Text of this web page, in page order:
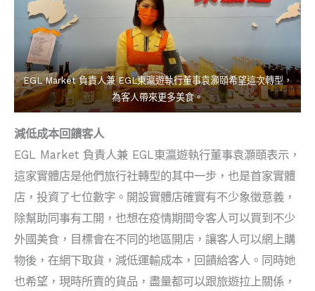
EGL Market 負責人兼 EGL東瀛遊執行董事袁灝頤希望這次轉型，
為客人帶來更多美食。
減低成本回饋客人
EGL Market 負責人兼 EGL東瀛遊執行董事袁灝頤表示，
這家實體店是他們旅行社轉型的其中一步，也是首家實體
店，投資了七位數字。開設實體店確實有不少象徵意義，
除幫助同事有工開，也想在疫情期間令客人可以買到不少
外國美食，目標會在不同的地區開店，讓客人可以網上購
物後，在網下取貨，減低運輸成本，回饋給客人。同時她
也希望，現時所賣的貨品，盡量都可以跟旅遊拉上關係，